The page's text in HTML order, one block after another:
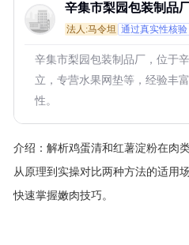
辛集市梨园包装制品
法人:马令坦 通过真实性核验
辛集市梨园包装制品厂，位于
立，专营水果网垫等，经验丰
性。
介绍： 解析鸡蛋清和红薯淀粉在肉
从原理到实操对比两种方法的适用
快速掌握嫩肉技巧。